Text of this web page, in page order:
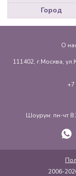
Город
О
111402, г.Москва,
+7
Шоурум: пн-чт
2006-